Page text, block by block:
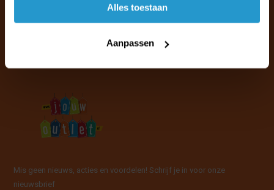
Alles toestaan
Aanpassen
+31 (0)13 785 62 41
Mis geen nieuws, acties en voordelen! Schrijf je in voor onze
nieuwsbrief